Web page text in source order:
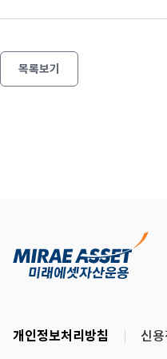
목록보기
개인정보처리방침 신